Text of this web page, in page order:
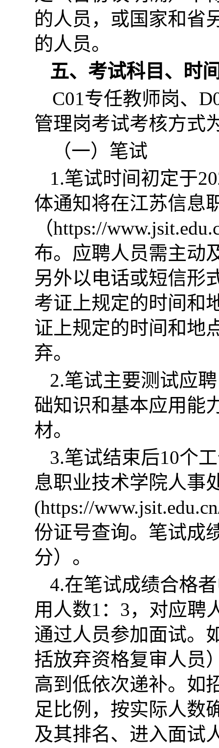
的人员，或国家和省
的人员。
五、考试科目、时
C01专任教师岗、
管理岗考试考核方
（一）笔试
1.笔试时间初定于
体通知将在江苏信息
（https://
布。应聘人员需主动
另外以电话或短信形
考证上规定的时间和
证上规定的时间和地
弃。
2.笔试主要测试应
础知识和基本应用能
材。
3.笔试结束后10个
息职业技术学院人事
(https://
份证号查询。笔试成
分）。
4.在笔试成绩合格
用人数1：3，对应聘
通过人员参加面试。
括放弃资格复审人员
高到低依次递补。如
足比例，按实际人数
及其排名、进入面试